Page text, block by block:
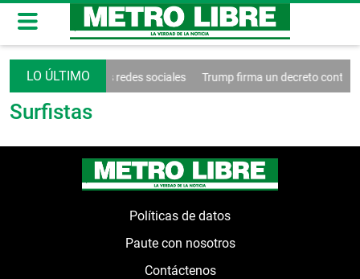
el control de las redes sociales Trump firma un decreto contra
Surfistas
Políticas de datos
Paute con nosotros
Contáctenos